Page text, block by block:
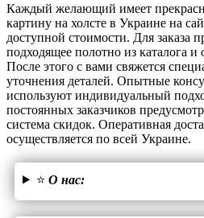
Каждый желающий имеет
картину на холсте в Украине на
доступной стоимости. Для заказа
подходящее полотно из каталога и
После этого с вами свяжется
уточнения деталей. Опытные
используют индивидуальный
постоянных заказчиков
система скидок. Оперативная
осуществляется по всей Украине.
⭐ О нас: